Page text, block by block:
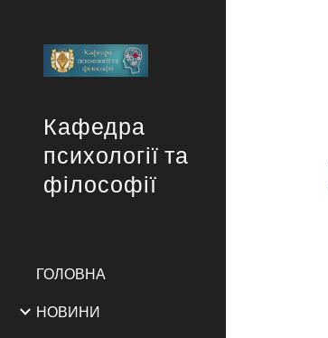
Кафедра
психології та
філософії
ГОЛОВНА
НОВИНИ